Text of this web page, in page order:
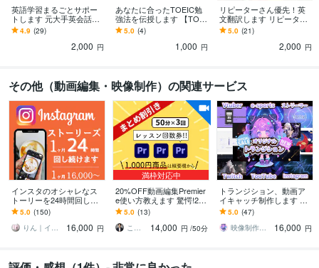
英語学習まるごとサポー
トします 元大手英会話学
校人気英会話講師による
マンツーマンサポート！
4.9 (29)
2,000 円
あなたに合ったTOEIC勉
強法を伝授します 【TOEI
C】何からしたら良いか分
からないあなたへ
5.0 (4)
1,000 円
リピーターさん優先！英
文翻訳します リピーター
さん優先！英文翻訳いた
します！
5.0 (21)
2,000 円
その他（動画編集・映像制作）の関連サービス
インスタのオシャレなス
トーリーを24時間回しま
す 1ヶ月16,000円！1日2
回ストーリーズを【毎
日】アップ！
5.0 (150)
りん｜インスタお任せください❀
16,000 円
満枠対応中
20%OFF動画編集Premier
e使い方教えます 驚愕!2
0%OFF【プレミアプロ】
動画編集教室/教えて/操作
5.0 (13)
こうさん│映像×AI×SNS
14,000 円 /50分
トランジション、動画ア
イキャッチ制作します Vtu
ber、配信、YouTube、Twi
tch、ライブ配信
5.0 (47)
映像制作GOA
16,000 円